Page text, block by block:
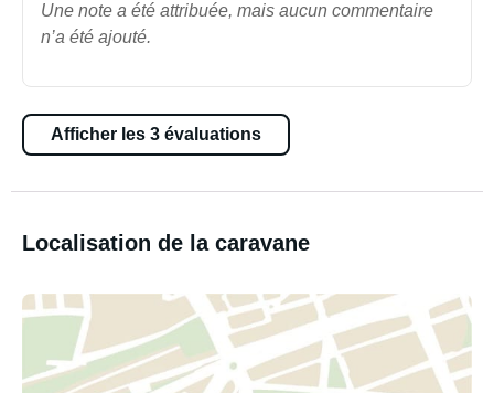
Une note a été attribuée, mais aucun commentaire
n’a été ajouté.
Afficher les 3 évaluations
Localisation de la caravane